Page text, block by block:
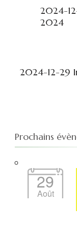
d'article
2024-
2024
2024-12-29
Prochains
29
Août